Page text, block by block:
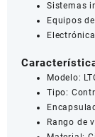
Sistemas
Equipos
Modelo:
Tipo:
Rango de